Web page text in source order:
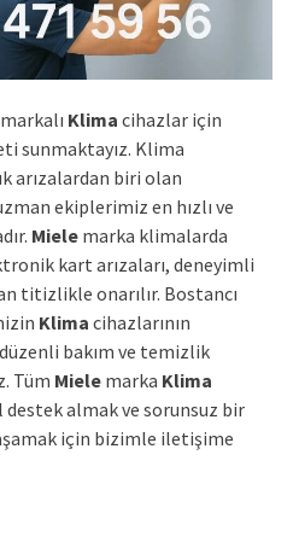
Klima cihazlar için
sunmaktayız. Klima
arızalardan biri olan
ekiplerimiz en hızlı ve
Mielemarka klimalarda
kart arızaları, deneyimli
titizlikle onarılır. Bostancı
Klima cihazlarının
bakım ve temizlik
Tüm Mielemarka Klima
almak ve sorunsuz bir
için bizimle iletişime